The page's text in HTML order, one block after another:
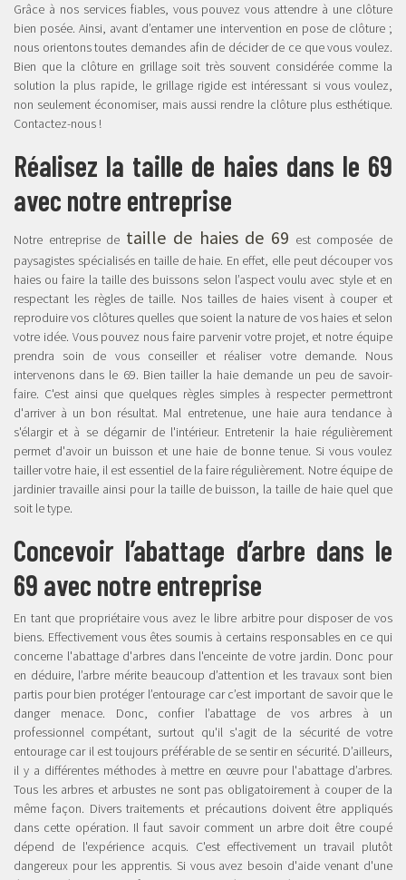
Grâce à nos services fiables, vous pouvez vous attendre à une clôture
bien posée. Ainsi, avant d’entamer une intervention en pose de clôture ;
nous orientons toutes demandes afin de décider de ce que vous voulez.
Bien que la clôture en grillage soit très souvent considérée comme la
solution la plus rapide, le grillage rigide est intéressant si vous voulez,
non seulement économiser, mais aussi rendre la clôture plus esthétique.
Contactez-nous !
Réalisez la taille de haies dans le 69
avec notre entreprise
Notre entreprise de taille de haies de 69 est composée de
paysagistes spécialisés en taille de haie. En effet, elle peut découper vos
haies ou faire la taille des buissons selon l’aspect voulu avec style et en
respectant les règles de taille. Nos tailles de haies visent à couper et
reproduire vos clôtures quelles que soient la nature de vos haies et selon
votre idée. Vous pouvez nous faire parvenir votre projet, et notre équipe
prendra soin de vous conseiller et réaliser votre demande. Nous
intervenons dans le 69. Bien tailler la haie demande un peu de savoir-
faire. C'est ainsi que quelques règles simples à respecter permettront
d'arriver à un bon résultat. Mal entretenue, une haie aura tendance à
s'élargir et à se dégarnir de l'intérieur. Entretenir la haie régulièrement
permet d'avoir un buisson et une haie de bonne tenue. Si vous voulez
tailler votre haie, il est essentiel de la faire régulièrement. Notre équipe de
jardinier travaille ainsi pour la taille de buisson, la taille de haie quel que
soit le type.
Concevoir l’abattage d’arbre dans le
69 avec notre entreprise
En tant que propriétaire vous avez le libre arbitre pour disposer de vos
biens. Effectivement vous êtes soumis à certains responsables en ce qui
concerne l'abattage d'arbres dans l'enceinte de votre jardin. Donc pour
en déduire, l’arbre mérite beaucoup d’attention et les travaux sont bien
partis pour bien protéger l’entourage car c’est important de savoir que le
danger menace. Donc, confier l’abattage de vos arbres à un
professionnel compétant, surtout qu'il s'agit de la sécurité de votre
entourage car il est toujours préférable de se sentir en sécurité. D’ailleurs,
il y a différentes méthodes à mettre en œuvre pour l'abattage d’arbres.
Tous les arbres et arbustes ne sont pas obligatoirement à couper de la
même façon. Divers traitements et précautions doivent être appliqués
dans cette opération. Il faut savoir comment un arbre doit être coupé
dépend de l'expérience acquis. C'est effectivement un travail plutôt
dangereux pour les apprentis. Si vous avez besoin d'aide venant d'une